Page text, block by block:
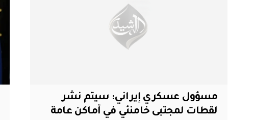
مسؤول عسكري إيراني: سيتم نشر
لقطات لمجتبى خامنئي في أماكن عامة